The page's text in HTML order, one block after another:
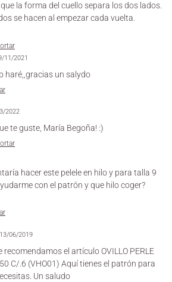
la forma del cuello separa los dos lados.
se hacen al empezar cada vuelta.
11/2021
haré,,gracias un salydo
2022
te guste, María Begoña! :)
hacer este pelele en hilo y para talla 9
con el patrón y que hilo coger?
13/06/2019
recomendamos el artículo OVILLO PERLE
C/.6 (VHO01) Aquí tienes el patrón para
Un saludo